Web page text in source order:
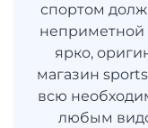
спортом
неприметной
ярко,
магазин
всю
любым